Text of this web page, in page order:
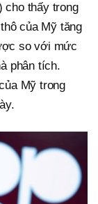
cho thấy trong
của Mỹ tăng
so với mức
phân tích.
Mỹ trong